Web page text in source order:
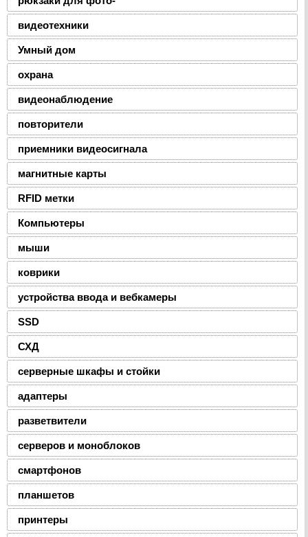
видеотехники
Умный дом
охрана
видеонаблюдение
повторители
приемники видеосигнала
магнитные карты
RFID метки
Компьютеры
мыши
коврики
устройства ввода и вебкамеры
SSD
СХД
серверные шкафы и стойки
адаптеры
разветвители
серверов и моноблоков
смартфонов
планшетов
принтеры